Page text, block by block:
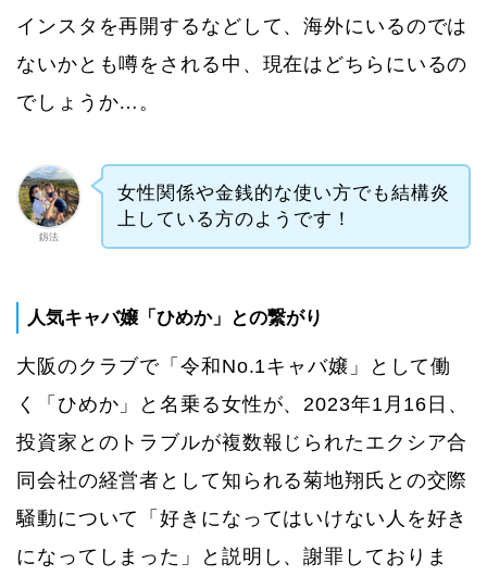
インスタを再開するなどして、海外にいるのでは
ないかとも噂をされる中、現在はどちらにいるの
でしょうか…。
釼法
女性関係や金銭的な使い方でも結構炎
上している方のようです！
人気キャバ嬢「ひめか」との繋がり
大阪のクラブで「令和No.1キャバ嬢」として働
く「ひめか」と名乗る女性が、2023年1月16日、
投資家とのトラブルが複数報じられたエクシア合
同会社の経営者として知られる菊地翔氏との交際
騒動について「好きになってはいけない人を好き
になってしまった」と説明し、謝罪しておりま